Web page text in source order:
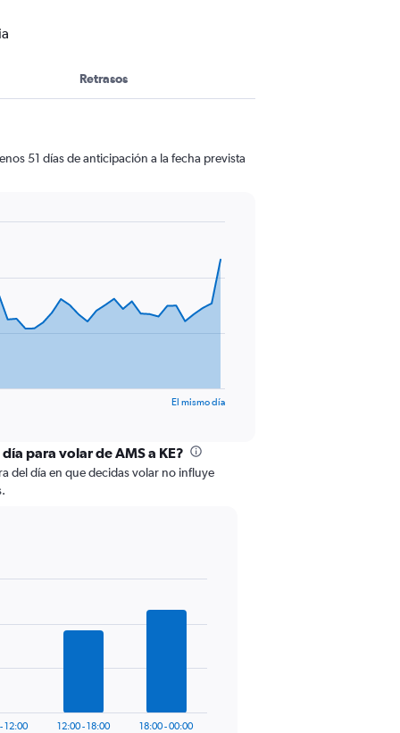
Retrasos
51 días de anticipación a la fecha prevista
El mismo día
para volar de AMS a KE?
del día en que decidas volar no influye
12:00 12:00 - 18:00 18:00 - 00:00